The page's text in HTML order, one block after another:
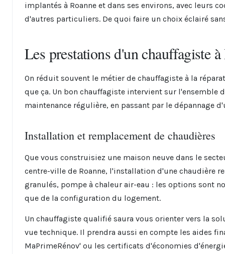
implantés à Roanne et dans ses environs, avec leurs
d'autres particuliers. De quoi faire un choix éclairé
Les prestations d'un chauffagiste à
On réduit souvent le métier de chauffagiste à la
que ça. Un bon chauffagiste intervient sur
maintenance régulière, en passant par le dépannage
Installation et remplacement de chaudières
Que vous construisiez une maison neuve dans le
centre-ville de Roanne, l'installation d'une chaudière
granulés, pompe à chaleur air-eau : les options sont
que de la configuration du logement.
Un chauffagiste qualifié saura vous orienter vers la
vue technique. Il prendra aussi en compte les aides
MaPrimeRénov' ou les certificats d'économies